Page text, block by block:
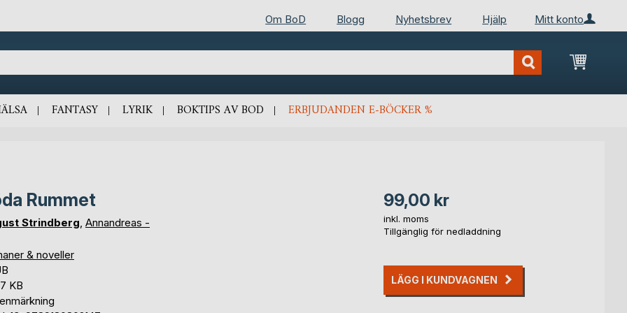
Mitt konto
Om BoD Blogg Nyhetsbrev Hjälp
Min
FANTASY LYRIK BOKTIPS AV BOD ERBJUDANDEN E-BÖCKER %
Rummet
Strindberg Annandreas -
& noveller
KB
99,00 kr
inkl. moms
Tillgänglig för nedladdning
LÄGG I KUNDVAGNEN